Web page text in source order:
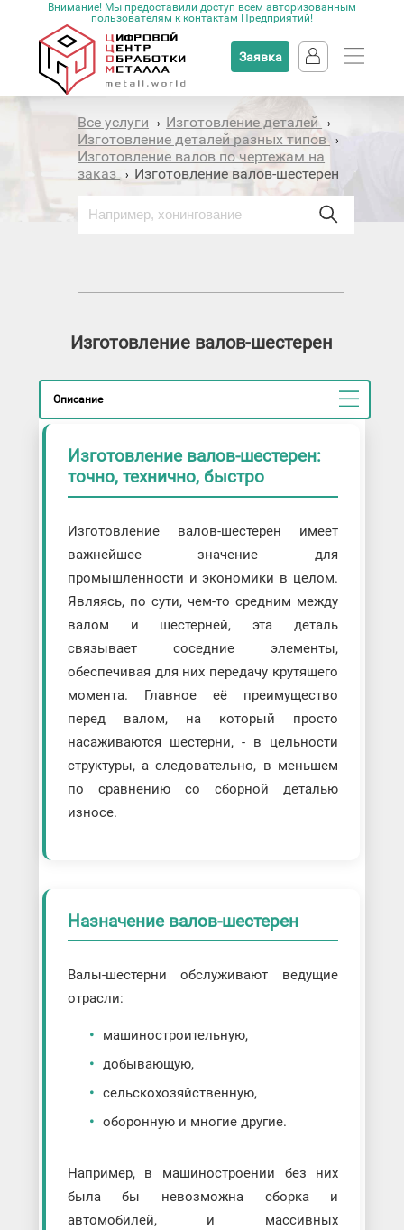
Внимание! Мы предоставили доступ всем авторизованным
пользователям к контактам Предприятий!
Заявка
Все услуги › Изготовление деталей ›
Изготовление деталей разных типов ›
Изготовление валов по чертежам на
заказ› Изготовление валов-шестерен
Изготовление валов-шестерен
Описание
Изготовление валов-шестерен:
точно, технично, быстро
Изготовление валов-шестерен имеет
важнейшее значение для
промышленности и экономики в целом.
Являясь, по сути, чем-то средним между
валом и шестерней, эта деталь
связывает соседние элементы,
обеспечивая для них передачу крутящего
момента. Главное её преимущество
перед валом, на который просто
насаживаются шестерни, - в цельности
структуры, а следовательно, в меньшем
по сравнению со сборной деталью
износе.
Назначение валов-шестерен
Валы-шестерни обслуживают ведущие
отрасли:
машиностроительную,
добывающую,
сельскохозяйственную,
оборонную и многие другие.
Например, в машиностроении без них
была бы невозможна сборка и
автомобилей, и массивных